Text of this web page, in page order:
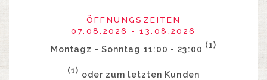
RESTAURANTS
ÖFFNUNGSZEITEN
07.08.2026 - 13.08.2026
Montagz - Sonntag 11:00 - 23:00 (1)
(1) oder zum letzten Kunden